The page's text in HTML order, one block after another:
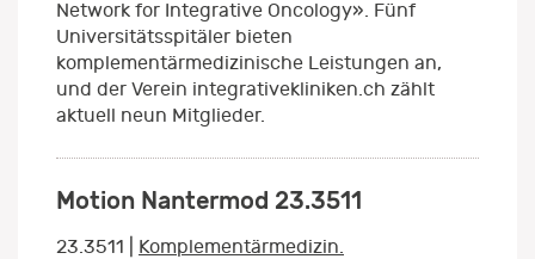
Network for Integrative Oncology». Fünf
Universitätsspitäler bieten
komplementärmedizinische Leistungen an,
und der Verein integrativekliniken.ch zählt
aktuell neun Mitglieder.
Motion Nantermod 23.3511
23.3511 | Komplementärmedizin.